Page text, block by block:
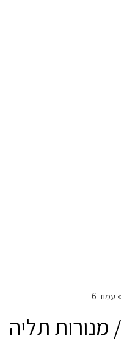
» עמוד 6
מנורות תליה